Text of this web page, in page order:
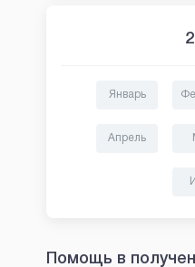
Январь
Апрель
Помощь в